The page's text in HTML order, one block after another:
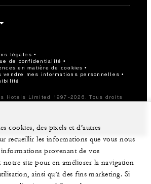
légales
de confidentialité
en matière de cookies
vendre mes informations personnelles
Hotels Limited 1997-2026. Tous droits
cookies, des pixels et d’autres
recueillir les informations que vous nous
informations provenant de vos
notre site pour en améliorer la navigation
ainsi qu’à des fins marketing. Si